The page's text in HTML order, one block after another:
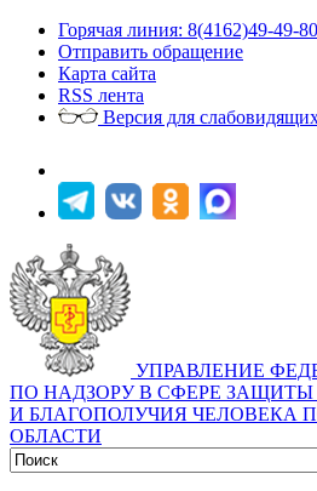
Горячая линия: 8(4162)49-49-80
Отправить обращение
Карта сайта
RSS лента
Версия для
УПРАВЛЕНИЕ
ПО НАДЗОРУ В СФЕРЕ ЗАЩИТЫ
И БЛАГОПОЛУЧИЯ ЧЕЛОВЕКА
ОБЛАСТИ